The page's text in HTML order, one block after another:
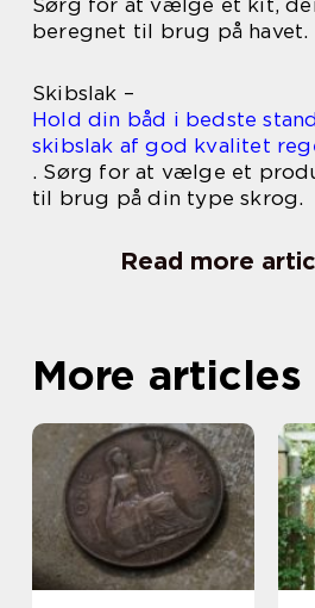
beregnet til brug på havet.
Skibslak –
Hold din båd i bedste
skibslak af god kvalitet
. Sørg for at vælge et
til brug på din type skrog.
Read more
More articles